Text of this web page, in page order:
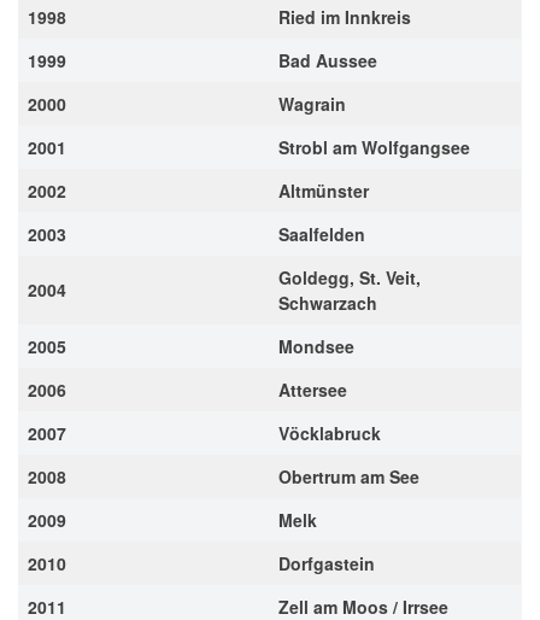
1998
Ried im Innkreis
1999
Bad Aussee
2000
Wagrain
2001
Strobl am Wolfgangsee
2002
Altmünster
2003
Saalfelden
2004
Goldegg, St. Veit,
Schwarzach
2005
Mondsee
2006
Attersee
2007
Vöcklabruck
2008
Obertrum am See
2009
Melk
2010
Dorfgastein
2011
Zell am Moos / Irrsee